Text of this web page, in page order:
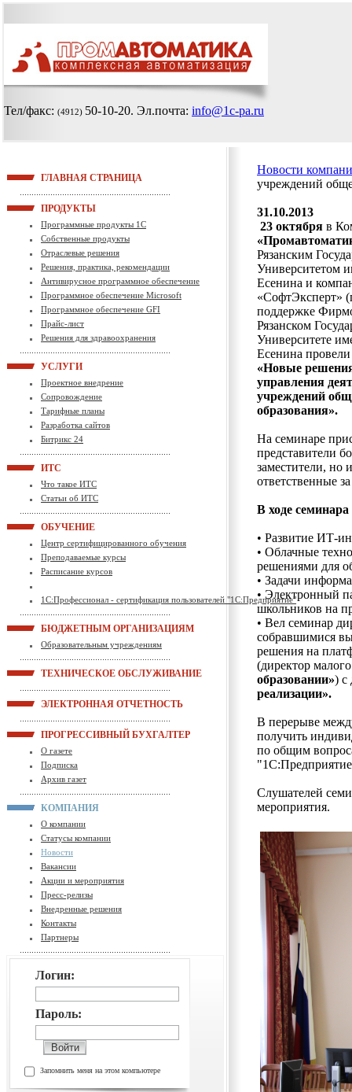
Тел/факс: (4912) 50-10-20. Эл.почта: info@1c-pa.ru
ГЛАВНАЯ СТРАНИЦА
ПРОДУКТЫ
Программные продукты 1С
Собственные продукты
Отраслевые решения
Решения, практика, рекомендации
Антивирусное программное обеспечение
Программное обеспечение Microsoft
Программное обеспечение GFI
Прайс-лист
Решения для здравоохранения
УСЛУГИ
Проектное внедрение
Сопровождение
Тарифные планы
Разработка сайтов
Битрикс 24
ИТС
Что такое ИТС
Статьи об ИТС
ОБУЧЕНИЕ
Центр сертифицированного обучения
Преподаваемые курсы
Расписание курсов
1С:Профессионал - сертификация пользователей "1С:Предприятие"
БЮДЖЕТНЫМ ОРГАНИЗАЦИЯМ
Образовательным учреждениям
ТЕХНИЧЕСКОЕ ОБСЛУЖИВАНИЕ
ЭЛЕКТРОННАЯ ОТЧЕТНОСТЬ
ПРОГРЕССИВНЫЙ БУХГАЛТЕР
О газете
Подписка
Архив газет
КОМПАНИЯ
О компании
Статусы компании
Новости
Вакансии
Акции и мероприятия
Пресс-релизы
Внедренные решения
Контакты
Партнеры
Логин:
Пароль:
Запомнить меня на этом компьютере
Новости
учреждений
31.10.2013
23 октября в
Рязанским
Университетом
Есенина и
«СофтЭксперт»
поддержке
Рязанском
Университете
Есенина
«Новые
управления
учреждений
образования».
На семинаре
представители
заместители, но
ответственные
В ходе
• Развитие ИТ-
• Облачные
решениями для
• Задачи
• Электронный
школьников на
• Вел семинар
собравшимися
решения на
(директор
образовании») с
реализации».
В перерыве
получить
по общим
Слушателей
мероприятия.